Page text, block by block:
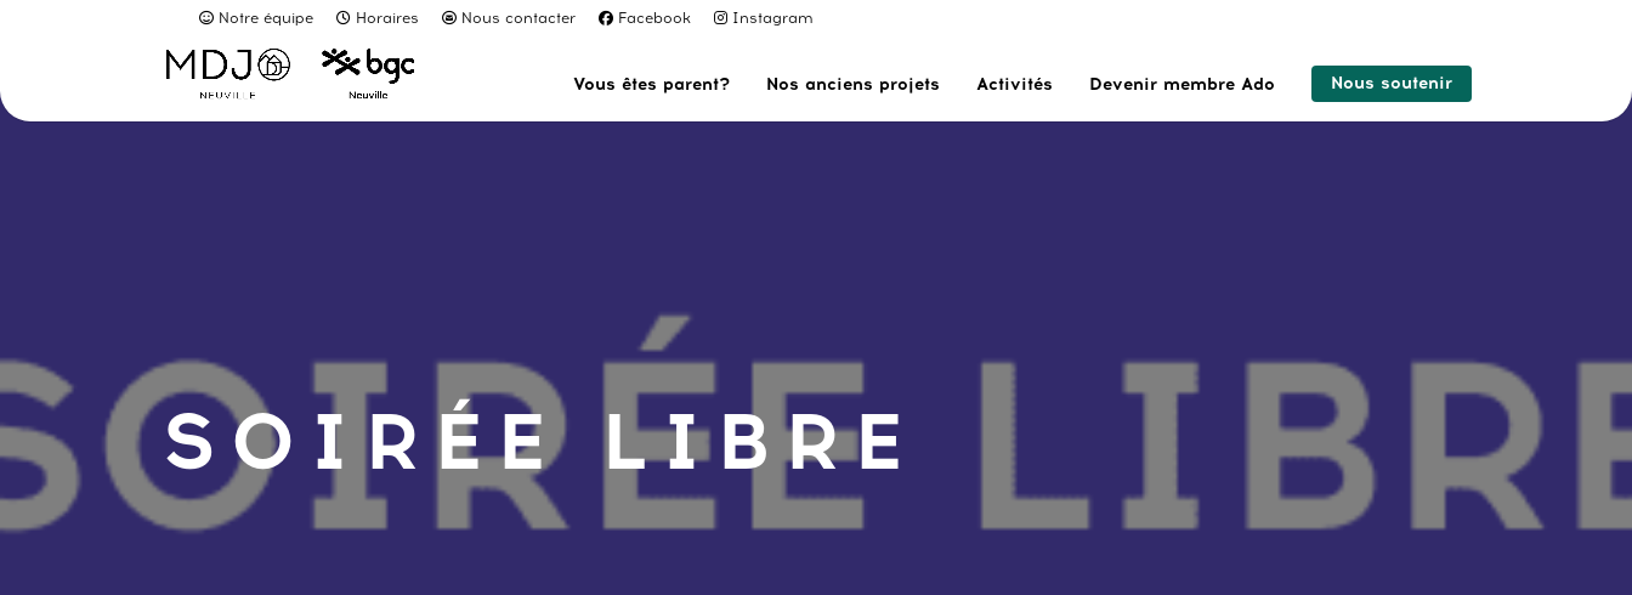
Notre équipe Horaires Nous contacter Facebook Instagram
Vous êtes parent? Nos anciens projets Activités Devenir membre Ado Nous soutenir
SOIRÉE LIBRE